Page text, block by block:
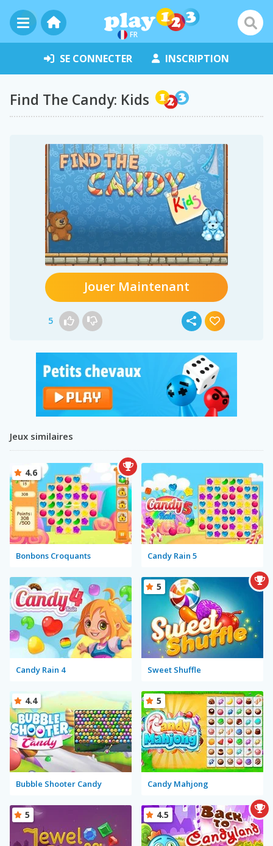
FR
SE CONNECTER INSCRIPTION
Find The Candy: Kids
Jouer Maintenant
5
Jeux similaires
Bonbons Croquants
4.6
Candy Rain 5
Candy Rain 4 Sweet Shuffle
5
Bubble Shooter Candy
4.4
Candy Mahjong
5
5 4.5